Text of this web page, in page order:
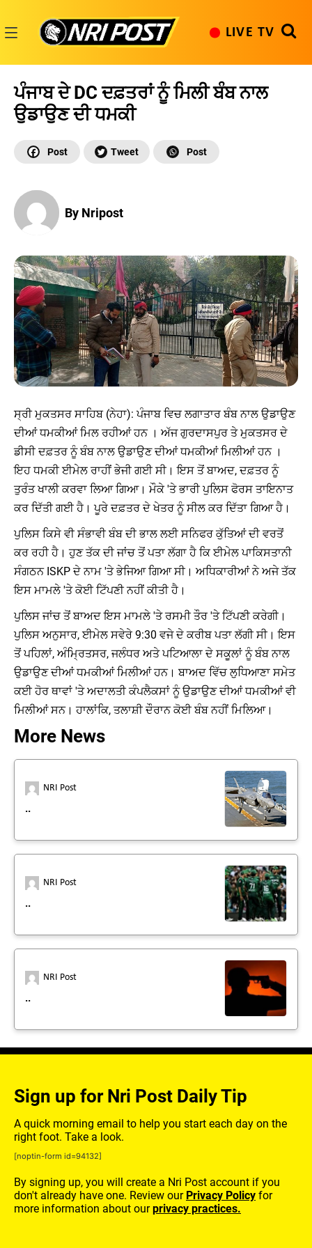
content
LIVE TV
ਪੰਜਾਬ ਦੇ DC ਦਫ਼ਤਰਾਂ ਨੂੰ ਮਿਲੀ ਬੰਬ ਨਾਲ
ਉਡਾਉਣ ਦੀ ਧਮਕੀ
By Nripost
ਸ੍ਰੀ ਮੁਕਤਸਰ ਸਾਹਿਬ (ਨੇਹਾ): ਪੰਜਾਬ ਵਿਚ ਲਗਾਤਾਰ ਬੰਬ ਨਾਲ ਉਡਾਉਣ
ਦੀਆਂ ਧਮਕੀਆਂ ਮਿਲ ਰਹੀਆਂ ਹਨ । ਅੱਜ ਗੁਰਦਾਸਪੁਰ ਤੇ ਮੁਕਤਸਰ ਦੇ
ਡੀਸੀ ਦਫ਼ਤਰ ਨੂੰ ਬੰਬ ਨਾਲ ਉਡਾਉਣ ਦੀਆਂ ਧਮਕੀਆਂ ਮਿਲੀਆਂ ਹਨ ।
ਇਹ ਧਮਕੀ ਈਮੇਲ ਰਾਹੀਂ ਭੇਜੀ ਗਈ ਸੀ। ਇਸ ਤੋਂ ਬਾਅਦ, ਦਫ਼ਤਰ ਨੂੰ
ਤੁਰੰਤ ਖਾਲੀ ਕਰਵਾ ਲਿਆ ਗਿਆ। ਮੌਕੇ 'ਤੇ ਭਾਰੀ ਪੁਲਿਸ ਫੋਰਸ ਤਾਇਨਾਤ
ਕਰ ਦਿੱਤੀ ਗਈ ਹੈ। ਪੂਰੇ ਦਫ਼ਤਰ ਦੇ ਖੇਤਰ ਨੂੰ ਸੀਲ ਕਰ ਦਿੱਤਾ ਗਿਆ ਹੈ।
ਪੁਲਿਸ ਕਿਸੇ ਵੀ ਸੰਭਾਵੀ ਬੰਬ ਦੀ ਭਾਲ ਲਈ ਸਨਿਫਰ ਕੁੱਤਿਆਂ ਦੀ ਵਰਤੋਂ
ਕਰ ਰਹੀ ਹੈ। ਹੁਣ ਤੱਕ ਦੀ ਜਾਂਚ ਤੋਂ ਪਤਾ ਲੱਗਾ ਹੈ ਕਿ ਈਮੇਲ ਪਾਕਿਸਤਾਨੀ
ਸੰਗਠਨ ISKP ਦੇ ਨਾਮ 'ਤੇ ਭੇਜਿਆ ਗਿਆ ਸੀ। ਅਧਿਕਾਰੀਆਂ ਨੇ ਅਜੇ ਤੱਕ
ਇਸ ਮਾਮਲੇ 'ਤੇ ਕੋਈ ਟਿੱਪਣੀ ਨਹੀਂ ਕੀਤੀ ਹੈ।
ਪੁਲਿਸ ਜਾਂਚ ਤੋਂ ਬਾਅਦ ਇਸ ਮਾਮਲੇ 'ਤੇ ਰਸਮੀ ਤੌਰ 'ਤੇ ਟਿੱਪਣੀ ਕਰੇਗੀ।
ਪੁਲਿਸ ਅਨੁਸਾਰ, ਈਮੇਲ ਸਵੇਰੇ 9:30 ਵਜੇ ਦੇ ਕਰੀਬ ਪਤਾ ਲੱਗੀ ਸੀ। ਇਸ
ਤੋਂ ਪਹਿਲਾਂ, ਅੰਮ੍ਰਿਤਸਰ, ਜਲੰਧਰ ਅਤੇ ਪਟਿਆਲਾ ਦੇ ਸਕੂਲਾਂ ਨੂੰ ਬੰਬ ਨਾਲ
ਉਡਾਉਣ ਦੀਆਂ ਧਮਕੀਆਂ ਮਿਲੀਆਂ ਹਨ। ਬਾਅਦ ਵਿੱਚ ਲੁਧਿਆਣਾ ਸਮੇਤ
ਕਈ ਹੋਰ ਥਾਵਾਂ 'ਤੇ ਅਦਾਲਤੀ ਕੰਪਲੈਕਸਾਂ ਨੂੰ ਉਡਾਉਣ ਦੀਆਂ ਧਮਕੀਆਂ ਵੀ
ਮਿਲੀਆਂ ਸਨ। ਹਾਲਾਂਕਿ, ਤਲਾਸ਼ੀ ਦੌਰਾਨ ਕੋਈ ਬੰਬ ਨਹੀਂ ਮਿਲਿਆ।
More News
NRI Post
..
NRI Post
..
NRI Post
..
Sign up for Nri Post Daily Tip
A quick morning email to help you start each day on the
right foot. Take a look.
[noptin-form id=94132]
By signing up, you will create a Nri Post account if you
don't already have one. Review our Privacy Policy for
more information about ourprivacy practices.